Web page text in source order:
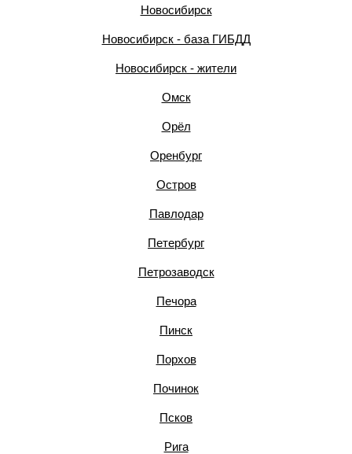
Новосибирск
Новосибирск - база ГИБДД
Новосибирск - жители
Омск
Орёл
Оренбург
Остров
Павлодар
Петербург
Петрозаводск
Печора
Пинск
Порхов
Починок
Псков
Рига